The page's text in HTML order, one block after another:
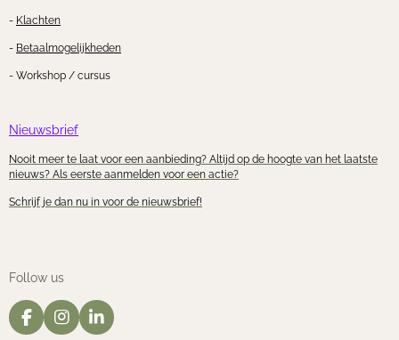
- Klachten
- Betaalmogelijkheden
- Workshop / cursus
Nieuwsbrief
Nooit meer te laat voor een aanbieding? Altijd op de hoogte van het laatste
nieuws? Als eerste aanmelden voor een actie?
Schrijf je dan nu in voor de nieuwsbrief!
Follow us
F
I
L